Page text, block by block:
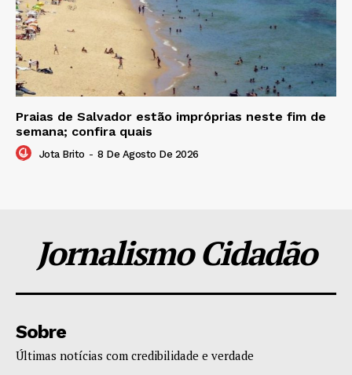
Praias de Salvador estão impróprias neste fim de
semana; confira quais
Jota Brito - 8 De Agosto De 2026
Jornalismo Cidadão
Sobre
Últimas notícias com credibilidade e verdade